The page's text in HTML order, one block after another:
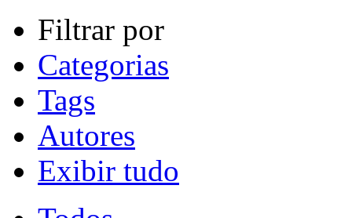
Filtrar por
Categorias
Tags
Autores
Exibir tudo